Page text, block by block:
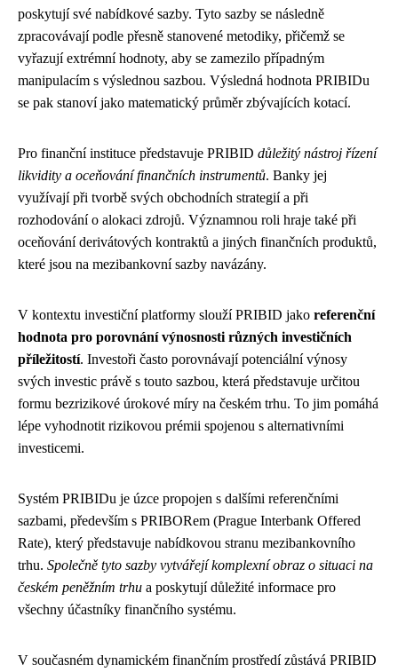
poskytují své nabídkové sazby. Tyto sazby se následně
zpracovávají podle přesně stanovené metodiky, přičemž se
vyřazují extrémní hodnoty, aby se zamezilo případným
manipulacím s výslednou sazbou. Výsledná hodnota PRIBIDu
se pak stanoví jako matematický průměr zbývajících kotací.
Pro finanční instituce představuje PRIBID důležitý nástroj řízení
likvidity a oceňování finančních instrumentů. Banky jej
využívají při tvorbě svých obchodních strategií a při
rozhodování o alokaci zdrojů. Významnou roli hraje také při
oceňování derivátových kontraktů a jiných finančních produktů,
které jsou na mezibankovní sazby navázány.
V kontextu investiční platformy slouží PRIBID jako referenční
hodnota pro porovnání výnosnosti různých investičních
příležitostí. Investoři často porovnávají potenciální výnosy
svých investic právě s touto sazbou, která představuje určitou
formu bezrizikové úrokové míry na českém trhu. To jim pomáhá
lépe vyhodnotit rizikovou prémii spojenou s alternativními
investicemi.
Systém PRIBIDu je úzce propojen s dalšími referenčními
sazbami, především s PRIBORem (Prague Interbank Offered
Rate), který představuje nabídkovou stranu mezibankovního
trhu. Společně tyto sazby vytvářejí komplexní obraz o situaci na
českém peněžním trhu a poskytují důležité informace pro
všechny účastníky finančního systému.
V současném dynamickém finančním prostředí zůstává PRIBID